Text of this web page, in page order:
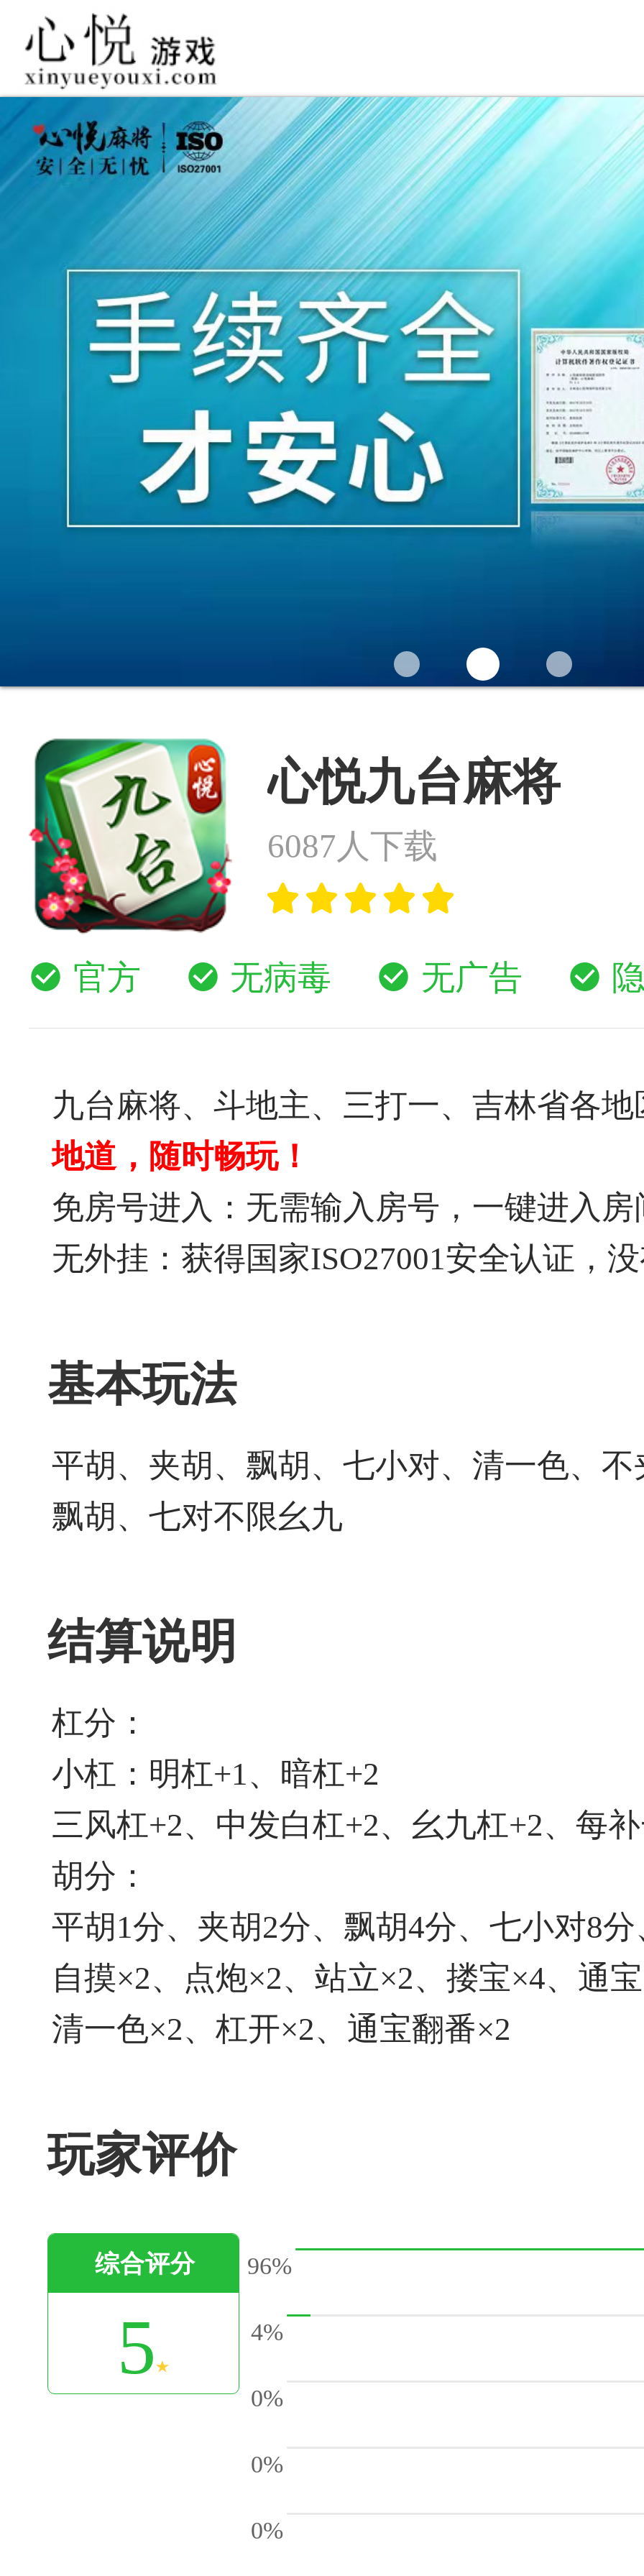
心悦九台麻将
6087人下载
    
官方 无病毒 无广告
九台麻将、斗地主、三打一、吉林省各
地道，随时畅玩！
免房号进入：无需输入房号，一键进入
无外挂：获得国家ISO27001安全认证，
基本玩法
平胡、夹胡、飘胡、七小对、清一色、不
飘胡、七对不限幺九
结算说明
杠分：
小杠：明杠+1、暗杠+2
三风杠+2、中发白杠+2、幺九杠+2、每
胡分：
平胡1分、夹胡2分、飘胡4分、七小对8
自摸×2、点炮×2、站立×2、搂宝×4、通
清一色×2、杠开×2、通宝翻番×2
玩家评价
综合评分
5
96%
4%
0%
0%
0%